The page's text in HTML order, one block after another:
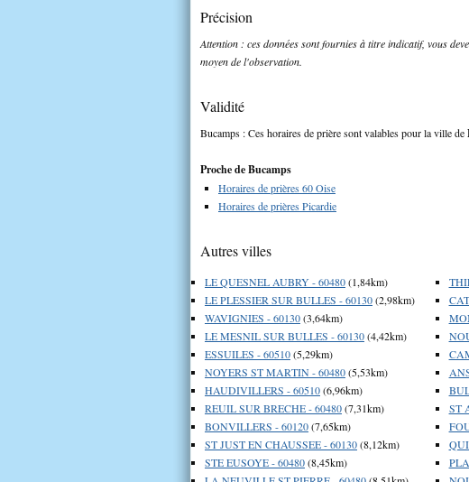
Précision
Attention : ces données sont fournies à titre indicatif, vous
moyen de l'observation.
Validité
Bucamps : Ces horaires de prière sont valables pour la ville de
Proche de Bucamps
Horaires de prières 60 Oise
Horaires de prières Picardie
Autres villes
LE QUESNEL AUBRY - 60480(1,84km)
LE PLESSIER SUR BULLES - 60130(2,98km)
WAVIGNIES - 60130(3,64km)
LE MESNIL SUR BULLES - 60130(4,42km)
ESSUILES - 60510(5,29km)
NOYERS ST MARTIN - 60480(5,53km)
HAUDIVILLERS - 60510(6,96km)
REUIL SUR BRECHE - 60480(7,31km)
BONVILLERS - 60120(7,65km)
ST JUST EN CHAUSSEE - 60130(8,12km)
STE EUSOYE - 60480(8,45km)
ST